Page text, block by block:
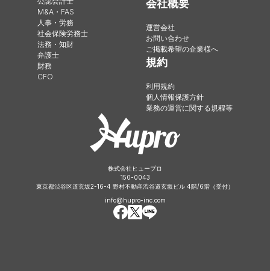
M&A・FAS
人事・労務
社会保険労務士
法務・知財
弁護士
財務
CFO
会社概要
運営会社
お問い合わせ
ご掲載希望の企業様へ
規約
利用規約
個人情報保護方針
業務の運営に関する規程等
株式会社ヒュープロ
150-0043
東京都渋谷区道玄坂2-16-4 野村不動産渋谷道玄坂ビル 4階/6階（受付）
info@hupro-inc.com